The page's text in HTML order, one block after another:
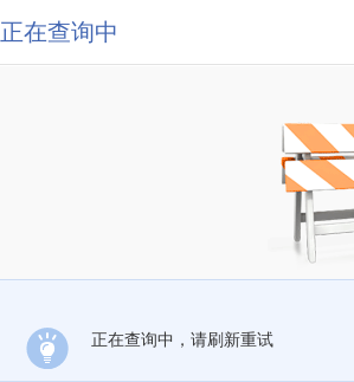
正在查询中
正在查询中，请刷新重试